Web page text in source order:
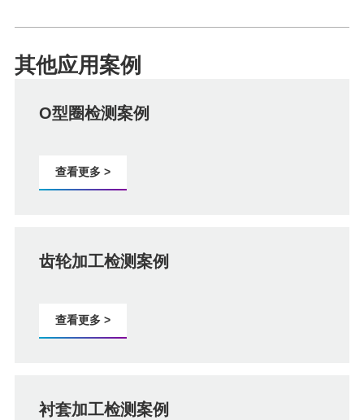
其他应用案例
O型圈检测案例
查看更多 >
齿轮加工检测案例
查看更多 >
衬套加工检测案例